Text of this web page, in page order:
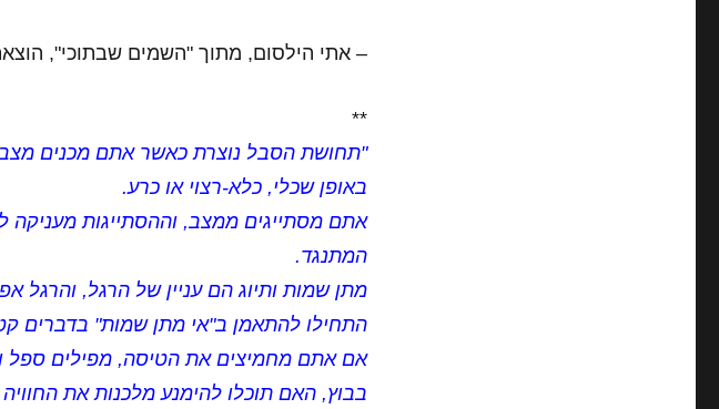
– אתי הילסום, מתוך "השמים שבתוכי",
**
"תחושת הסבל נוצרת כאשר אתם מכנים מצב
באופן שכלי, כלא-רצוי או כרע.
אתם מסתייגים ממצב, וההסתייגות מעניקה
המתנגד.
מתן שמות ותיוג הם עניין של הרגל, והרגל
התחילו להתאמן ב"אי מתן שמות" בדברים
אם אתם מחמיצים את הטיסה, מפילים ספל
בבוץ, האם תוכלו להימנע מלכנות את